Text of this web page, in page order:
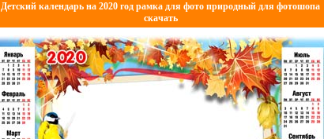
Детский календарь на 2020 год рамка для фото природный для фотошопа
скачать